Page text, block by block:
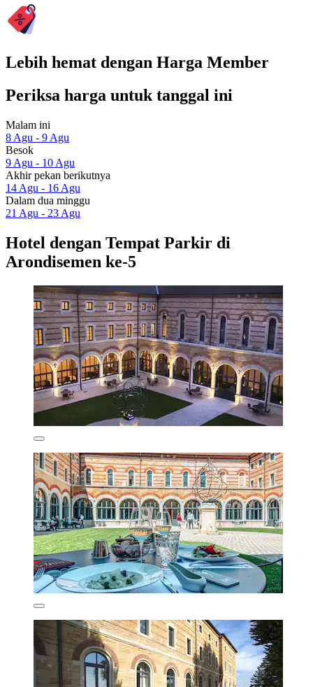
Lebih hemat dengan Harga Member
Periksa harga untuk tanggal ini
Malam ini
8 Agu - 9 Agu
Besok
9 Agu - 10 Agu
Akhir pekan berikutnya
14 Agu - 16 Agu
Dalam dua minggu
21 Agu - 23 Agu
Hotel dengan Tempat Parkir di
Arondisemen ke-5